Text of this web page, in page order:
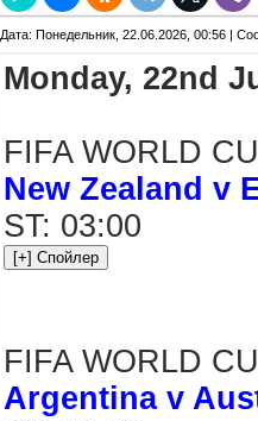
Дата: Понедельник, 22.06.2026, 00:56 |
Monday, 22nd
FIFA WORLD
New Zealand v
ST: 03:00
FIFA WORLD
Argentina v